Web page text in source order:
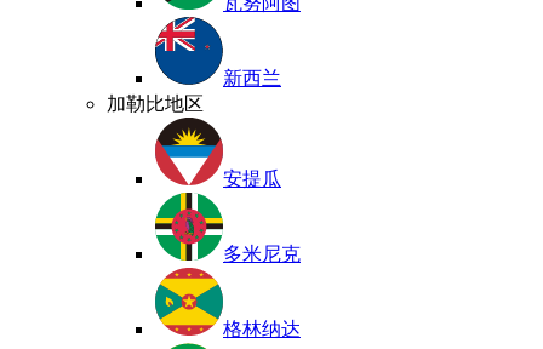
新西兰
加勒比地区
安提瓜
多米尼克
格林纳达